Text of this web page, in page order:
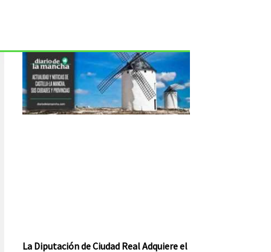
La Diputación de Ciudad Real Adquiere el